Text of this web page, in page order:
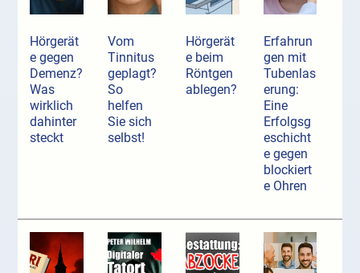
Hörgerät
e gegen
Demenz?
Was
wirklich
dahinter
steckt
Vom
Tinnitus
geplagt?
So
helfen
Sie sich
selbst!
Hörgerät
e beim
Röntgen
ablegen?
Erfahrun
gen mit
Tubenlas
erung:
Eine
Erfolgsg
eschicht
e gegen
blockiert
e Ohren